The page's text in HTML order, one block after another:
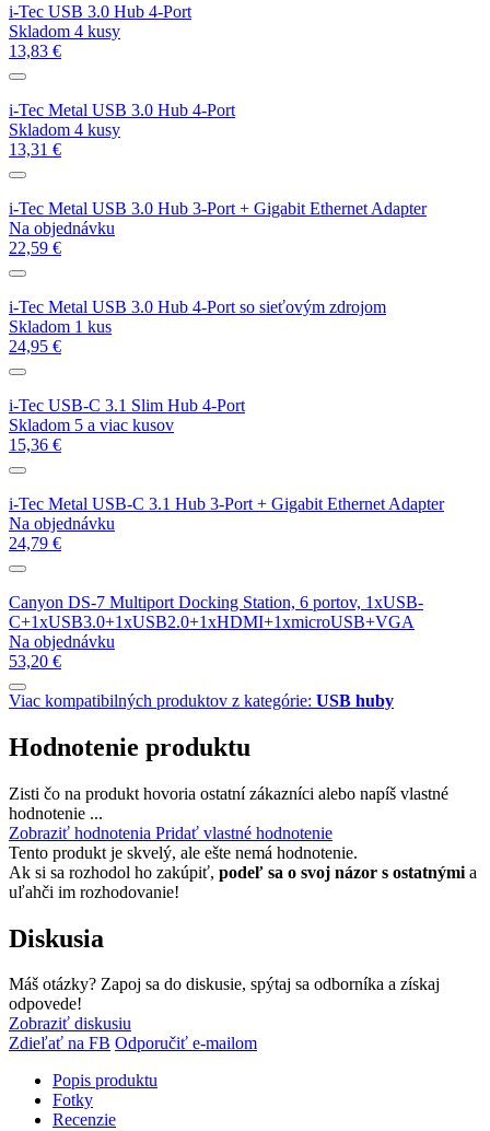
i-Tec USB 3.0 Hub 4-Port
Skladom 4 kusy
13,83 €
i-Tec Metal USB 3.0 Hub 4-Port
Skladom 4 kusy
13,31 €
i-Tec Metal USB 3.0 Hub 3-Port + Gigabit Ethernet Adapter
Na objednávku
22,59 €
i-Tec Metal USB 3.0 Hub 4-Port so sieťovým zdrojom
Skladom 1 kus
24,95 €
i-Tec USB-C 3.1 Slim Hub 4-Port
Skladom 5 a viac kusov
15,36 €
i-Tec Metal USB-C 3.1 Hub 3-Port + Gigabit Ethernet Adapter
Na objednávku
24,79 €
Canyon DS-7 Multiport Docking Station, 6 portov, 1xUSB-
C+1xUSB3.0+1xUSB2.0+1xHDMI+1xmicroUSB+VGA
Na objednávku
53,20 €
Viac kompatibilných produktov z kategórie: USB huby
Hodnotenie produktu
Zisti čo na produkt hovoria ostatní zákazníci alebo napíš vlastné
hodnotenie ...
Zobraziť hodnotenia Pridať vlastné hodnotenie
Tento produkt je skvelý, ale ešte nemá hodnotenie.
Ak si sa rozhodol ho zakúpiť, podeľ sa o svoj názor s ostatnými a
uľahči im rozhodovanie!
Diskusia
Máš otázky? Zapoj sa do diskusie, spýtaj sa odborníka a získaj
odpovede!
Zobraziť diskusiu
Zdieľať na FB Odporučiť e-mailom
Popis produktu
Fotky
Recenzie